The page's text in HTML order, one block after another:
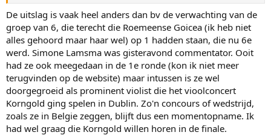
De uitslag is vaak heel anders dan bv de verwachting van de
groep van 6, die terecht die Roemeense Goicea (ik heb niet
alles gehoord maar haar wel) op 1 hadden staan, die nu 6e
werd. Simone Lamsma was gisteravond commentator. Ooit
had ze ook meegedaan in de 1e ronde (kon ik niet meer
terugvinden op de website) maar intussen is ze wel
doorgegroeid als prominent violist die het vioolconcert
Korngold ging spelen in Dublin. Zo'n concours of wedstrijd,
zoals ze in Belgie zeggen, blijft dus een momentopname. Ik
had wel graag die Korngold willen horen in de finale.